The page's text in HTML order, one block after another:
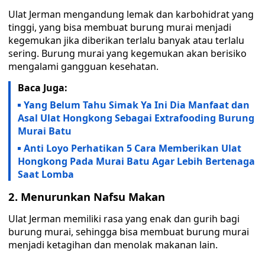
Ulat Jerman mengandung lemak dan karbohidrat yang
tinggi, yang bisa membuat burung murai menjadi
kegemukan jika diberikan terlalu banyak atau terlalu
sering. Burung murai yang kegemukan akan berisiko
mengalami gangguan kesehatan.
Baca Juga:
Yang Belum Tahu Simak Ya Ini Dia Manfaat dan
Asal Ulat Hongkong Sebagai Extrafooding Burung
Murai Batu
Anti Loyo Perhatikan 5 Cara Memberikan Ulat
Hongkong Pada Murai Batu Agar Lebih Bertenaga
Saat Lomba
2. Menurunkan Nafsu Makan
Ulat Jerman memiliki rasa yang enak dan gurih bagi
burung murai, sehingga bisa membuat burung murai
menjadi ketagihan dan menolak makanan lain.